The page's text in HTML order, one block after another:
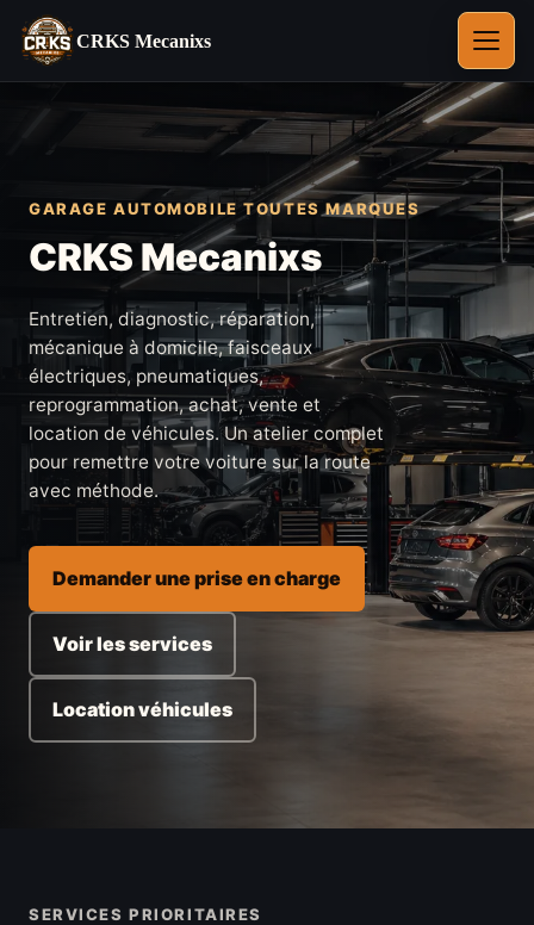
CRKS Mecanixs
Ouvrir
le
menu
GARAGE AUTOMOBILE TOUTES MARQUES
CRKS Mecanixs
Entretien, diagnostic, réparation,
mécanique à domicile, faisceaux
électriques, pneumatiques,
reprogrammation, achat, vente et
location de véhicules. Un atelier complet
pour remettre votre voiture sur la route
avec méthode.
Demander une prise en charge
Voir les services
Location véhicules
SERVICES PRIORITAIRES